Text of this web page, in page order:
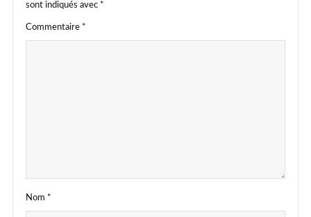
sont indiqués avec *
Commentaire *
Nom *